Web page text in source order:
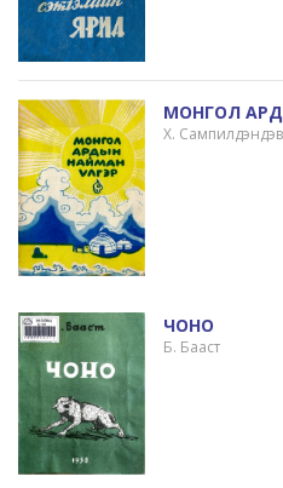
МОНГОЛ
Х. Сампилдэндэв
ЧОНО
Б. Бааст